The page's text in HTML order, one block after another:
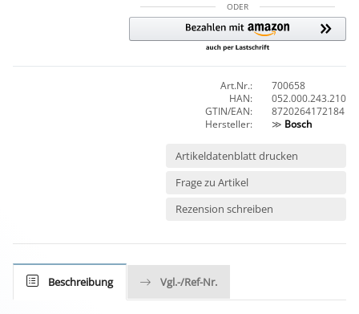
ODER
Art.Nr.:
700658
HAN:
052.000.243.210
GTIN/EAN:
8720264172184
Hersteller:
≫ Bosch
Artikeldatenblatt drucken
Frage zu Artikel
Rezension schreiben
Beschreibung Vgl.-/Ref-Nr.